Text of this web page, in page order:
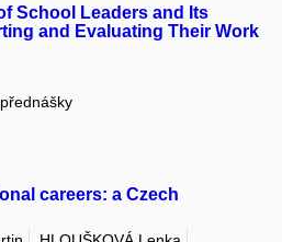
School Leaders and Its
and Evaluating Their Work
careers: a Czech